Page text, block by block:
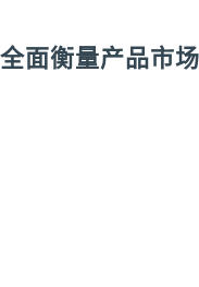
面衡量产品市场